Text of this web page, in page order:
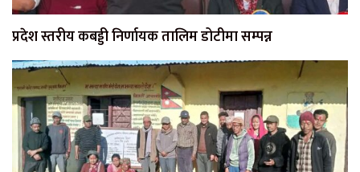
प्रदेश स्तरीय कबड्डी निर्णायक तालिम डोटीमा सम्पन्न